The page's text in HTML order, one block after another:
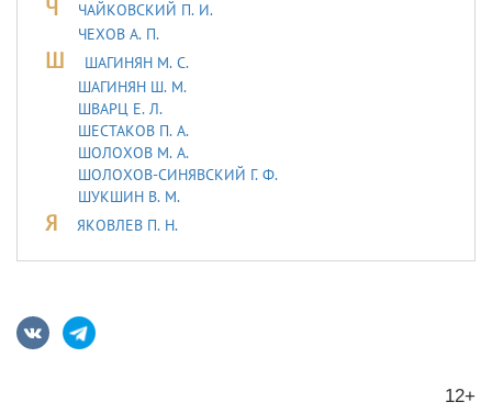
Ч
ЧАЙКОВСКИЙ П. И.
ЧЕХОВ А. П.
Ш
ШАГИНЯН М. С.
ШАГИНЯН Ш. М.
ШВАРЦ Е. Л.
ШЕСТАКОВ П. А.
ШОЛОХОВ М. А.
ШОЛОХОВ-СИНЯВСКИЙ Г. Ф.
ШУКШИН В. М.
Я ЯКОВЛЕВ П. Н.
12+